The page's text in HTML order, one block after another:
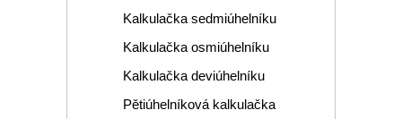
Kalkulačka sedmiúhelníku
Kalkulačka osmiúhelníku
Kalkulačka deviúhelníku
Pětiúhelníková kalkulačka